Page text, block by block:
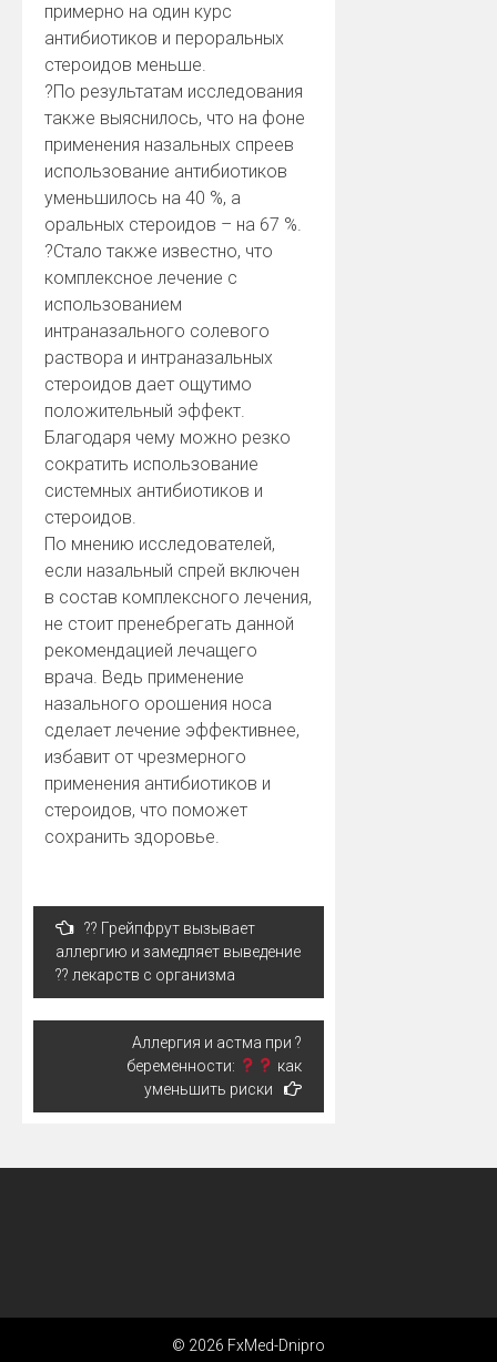
примерно на один курс
антибиотиков и пероральных
стероидов меньше.
?По результатам исследования
также выяснилось, что на фоне
применения назальных спреев
использование антибиотиков
уменьшилось на 40 %, а
оральных стероидов – на 67 %.
?Стало также известно, что
комплексное лечение с
использованием
интраназального солевого
раствора и интраназальных
стероидов дает ощутимо
положительный эффект.
Благодаря чему можно резко
сократить использование
системных антибиотиков и
стероидов.
По мнению исследователей,
если назальный спрей включен
в состав комплексного лечения,
не стоит пренебрегать данной
рекомендацией лечащего
врача. Ведь применение
назального орошения носа
сделает лечение эффективнее,
избавит от чрезмерного
применения антибиотиков и
стероидов, что поможет
сохранить здоровье.
Навигация
записям
?? Грейпфрут вызывает
аллергию и замедляет выведение
?? лекарств с организма
Аллергия и астма при ?
беременности:
как
уменьшить риски
© 2026 FxMed-Dnipro